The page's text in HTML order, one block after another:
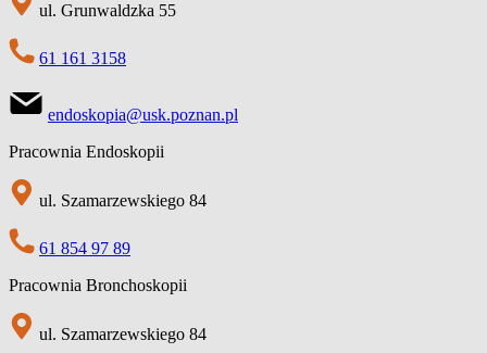
ul. Grunwaldzka 55
61 161 3158
endoskopia@usk.poznan.pl
Pracownia Endoskopii
ul. Szamarzewskiego 84
61 854 97 89
Pracownia Bronchoskopii
ul. Szamarzewskiego 84